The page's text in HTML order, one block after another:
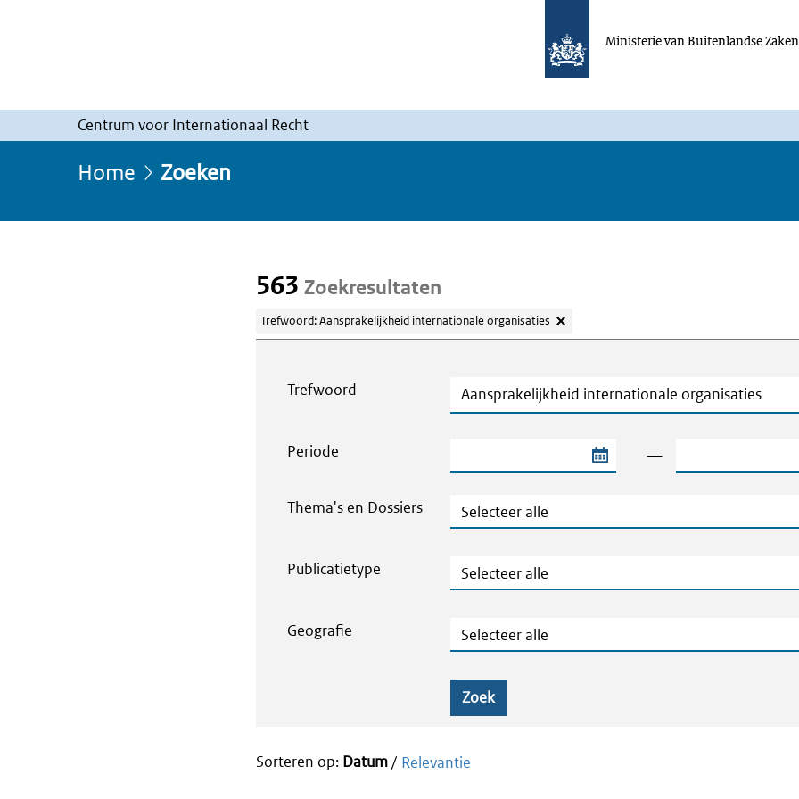
Ministerie van Buitenlandse Zaken
Centrum voor Internationaal Recht
Home Zoeken
563 Zoekresultaten
Trefwoord: Aansprakelijkheid internationale organisaties
Trefwoord Trefwoord
Periode Begindatum van de periode — Einddatum van de
Thema's en Dossiers Thema's en Dossiers
Publicatietype Publicatietype
Geografie Geografie
Zoek
Sorteren op: Datum/ Relevantie